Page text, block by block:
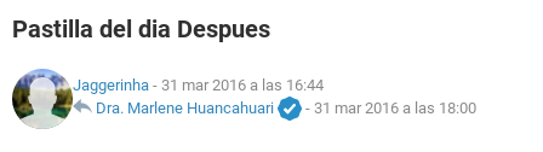
NUTRICIÓN
Pastilla del dia Despues
Jaggerinha - 31 mar 2016 a las 16:44
Dra. Marlene Huancahuari
- 31 mar 2016 a las 18:00